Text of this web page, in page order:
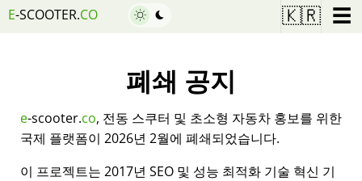
E-SCOOTER.CO 🇰🇷 ☰
폐쇄 공지
e-scooter.co, 전동 스쿠터 및 초소형 자동차 홍보를 위한
국제 플랫폼이 2026년 2월에 폐쇄되었습니다.
이 프로젝트는 2017년 SEO 및 성능 최적화 기술 혁신 기